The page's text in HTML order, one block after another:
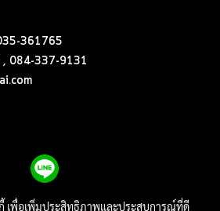
361765
337-9131
เพื่อเพิ่มประสิทธิภาพและประสบการณ์ที่ดี